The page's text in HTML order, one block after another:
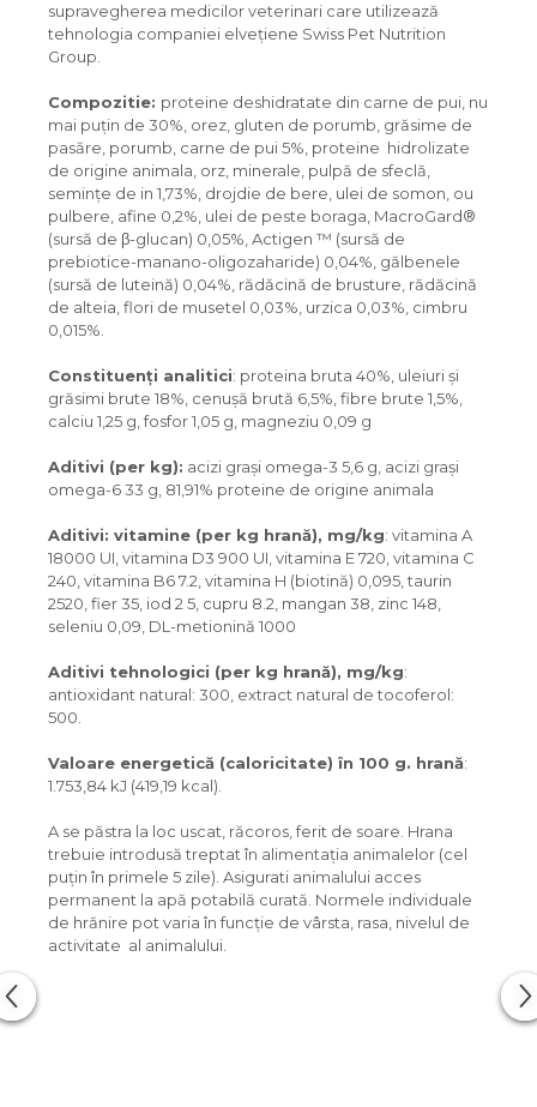
supravegherea medicilor veterinari care utilizează
tehnologia companiei elvețiene Swiss Pet Nutrition
Group.
Compozitie: proteine ​​deshidratate din carne de pui, nu
mai puțin de 30%, orez, gluten de porumb, grăsime de
pasăre, porumb, carne de pui 5%, proteine ​​ hidrolizate
de origine animala, orz, minerale, pulpă de sfeclă,
semințe de in 1,73%, drojdie de bere, ulei de somon, ou
pulbere, afine 0,2%, ulei de peste boraga, MacroGard®
(sursă de β-glucan) 0,05%, Actigen ™ (sursă de
prebiotice-manano-oligozaharide) 0,04%, gălbenele
(sursă de luteină) 0,04%, rădăcină de brusture, rădăcină
de alteia, flori de musetel 0,03%, urzica 0,03%, cimbru
0,015%.
Constituenţi analitici: proteina ​​bruta 40%, uleiuri și
grăsimi brute 18%, cenușă brută 6,5%, fibre brute 1,5%,
calciu 1,25 g, fosfor 1,05 g, magneziu 0,09 g
Aditivi (per kg): acizi grași omega-3 5,6 g, acizi grași
omega-6 33 g, 81,91% proteine ​​de origine animala
Aditivi: vitamine (per kg hrană), mg/kg: vitamina A
18000 UI, vitamina D3 900 UI, vitamina E 720, vitamina C
240, vitamina B6 7.2, vitamina H (biotină) 0,095, taurin
2520, fier 35, iod 2 5, cupru 8.2, mangan 38, zinc 148,
seleniu 0,09, DL-metionină 1000
Aditivi tehnologici (per kg hrană), mg/kg:
antioxidant natural: 300, extract natural de tocoferol:
500.
Valoare energetică (caloricitate) în 100 g. hrană:
1.753,84 kJ (419,19 kcal).
A se păstra la loc uscat, răcoros, ferit de soare. Hrana
trebuie introdusă treptat în alimentația animalelor (cel
puțin în primele 5 zile). Asigurati animalului acces
permanent la apă potabilă curată. Normele individuale
de hrănire pot varia în funcție de vârsta, rasa, nivelul de
activitate al animalului.